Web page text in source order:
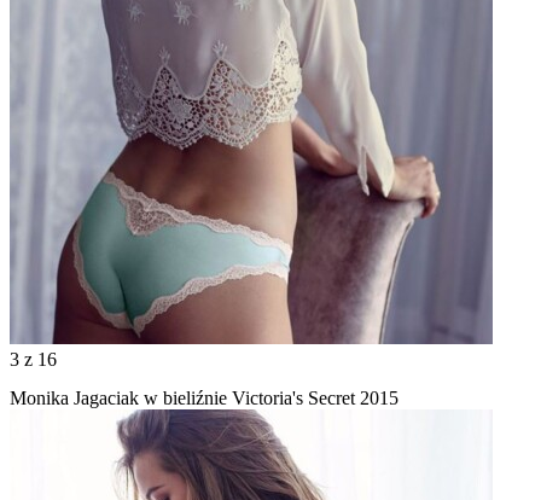
3 z 16
Monika Jagaciak w bieliźnie Victoria's Secret 2015